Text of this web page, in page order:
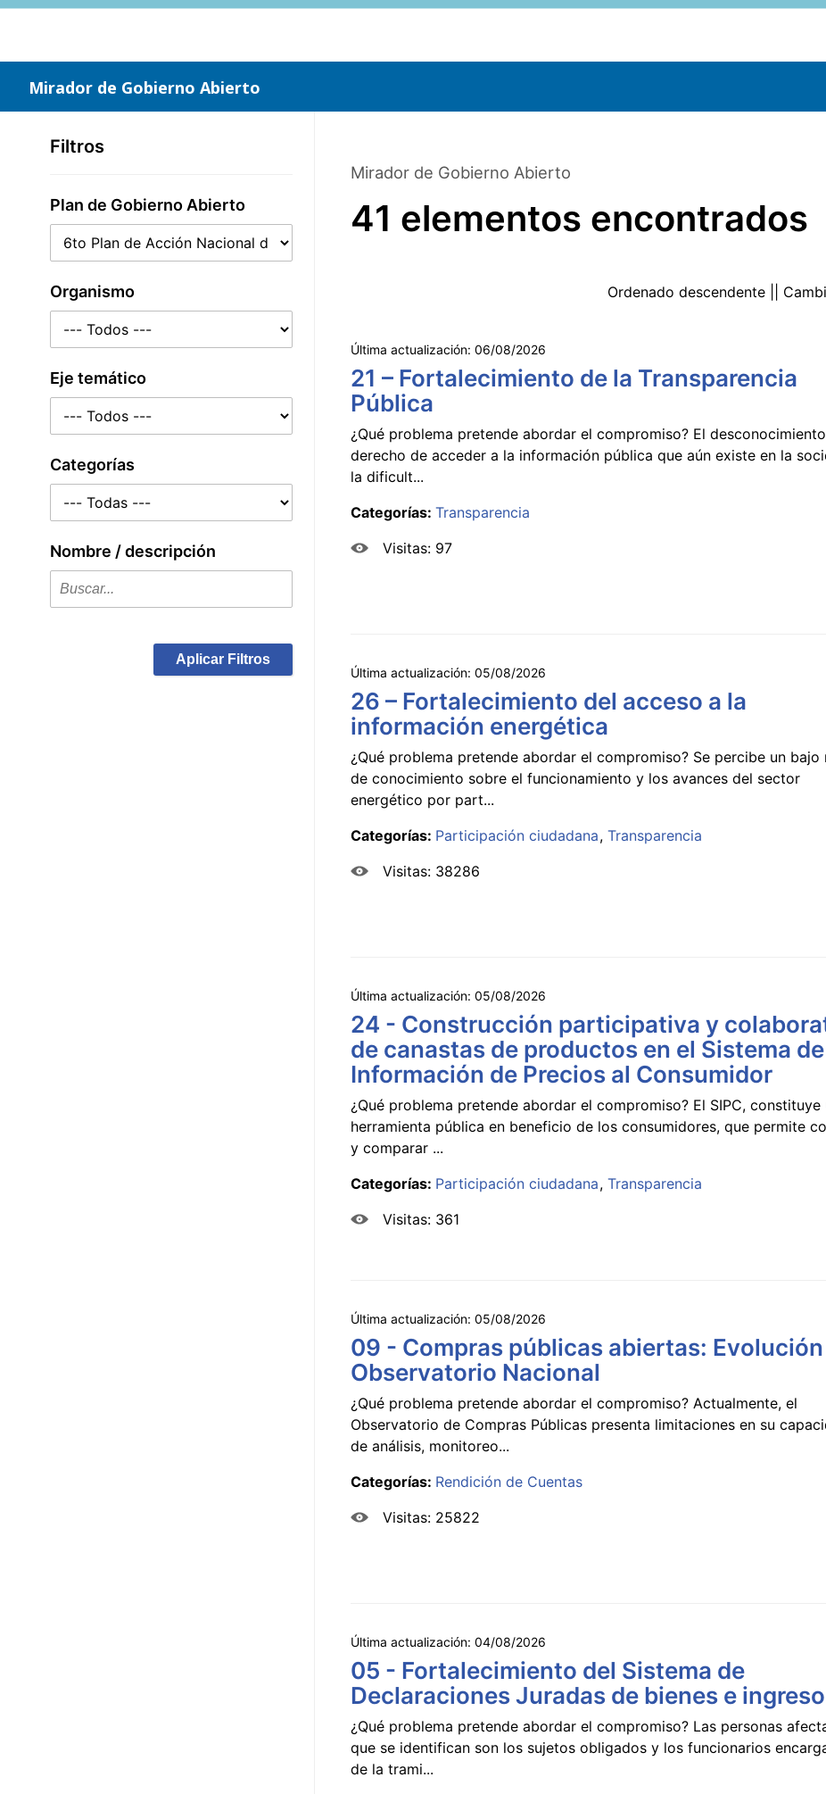
Saltar
Mirador de Gobierno Abierto
Filtros
Plan de Gobierno Abierto
Organismo
Eje temático
Categorías
Nombre / descripción
Aplicar Filtros
Mirador de Gobierno Abierto
41 elementos encontrados
Ordenado descendente ||
Última actualización: 06/08/2026
21 – Fortalecimiento de la Transparencia
Pública
¿Qué problema pretende abordar el compromiso? El
derecho de acceder a la información pública que aún existe en la
la dificult...
Categorías: Transparencia
Visitas: 97
Última actualización: 05/08/2026
26 – Fortalecimiento del acceso a la
información energética
¿Qué problema pretende abordar el compromiso? Se percibe un bajo
de conocimiento sobre el funcionamiento y los avances del sector
energético por part...
Categorías: Participación ciudadana Transparencia
Visitas: 38286
Última actualización: 05/08/2026
24 - Construcción participativa y
de canastas de productos en el Sistema de
Información de Precios al Consumidor
¿Qué problema pretende abordar el compromiso? El SIPC, constituye
herramienta pública en beneficio de los consumidores, que permite
y comparar ...
Categorías: Participación ciudadana Transparencia
Visitas: 361
Última actualización: 05/08/2026
09 - Compras públicas abiertas:
Observatorio Nacional
¿Qué problema pretende abordar el compromiso? Actualmente, el
Observatorio de Compras Públicas presenta limitaciones en su
de análisis, monitoreo...
Categorías: Rendición de Cuentas
Visitas: 25822
Última actualización: 04/08/2026
05 - Fortalecimiento del Sistema de
Declaraciones Juradas de bienes e
¿Qué problema pretende abordar el compromiso? Las personas
que se identifican son los sujetos obligados y los funcionarios
de la trami...